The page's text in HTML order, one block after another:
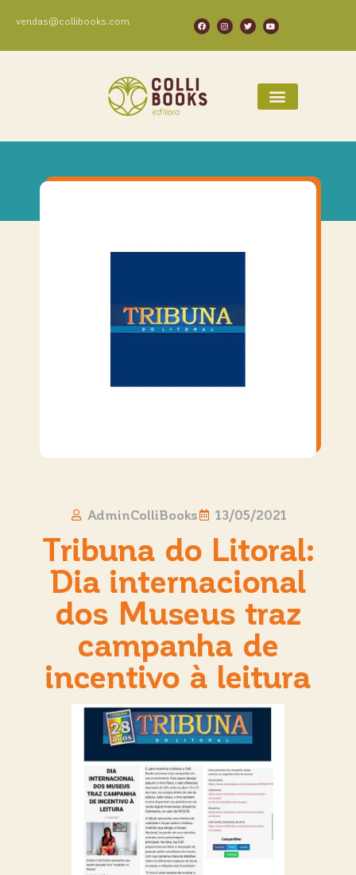
vendas@collibooks.com
AdminColliBooks 13/05/2021
Tribuna do Litoral:
Dia internacional
dos Museus traz
campanha de
incentivo à leitura